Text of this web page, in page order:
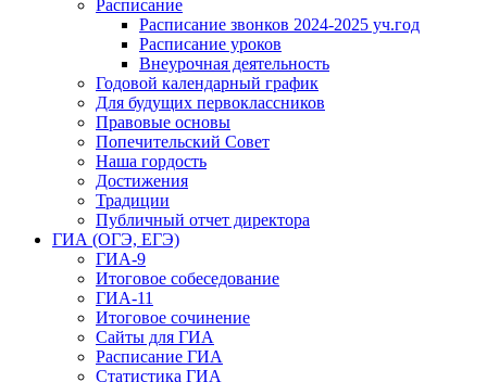
Расписание
Расписание звонков 2024-2025 уч.год
Расписание уроков
Внеурочная деятельность
Годовой календарный график
Для будущих первоклассников
Правовые основы
Попечительский Совет
Наша гордость
Достижения
Традиции
Публичный отчет директора
ГИА (ОГЭ, ЕГЭ)
ГИА-9
Итоговое собеседование
ГИА-11
Итоговое сочинение
Сайты для ГИА
Расписание ГИА
Статистика ГИА